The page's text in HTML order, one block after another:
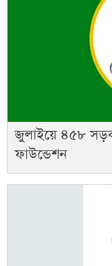
জুলাইয়ে ৪৫৮
ফাউন্ডেশন